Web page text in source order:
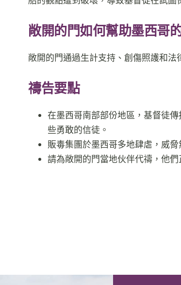
敞開的門如何幫助墨西哥
敞開的門通過生計支持、創傷照護和
禱告要點
在墨西哥南部部份地區，基督徒
些勇敢的信徒。
販毒集團於墨西哥多地肆虐，威
請為敞開的門當地伙伴代禱，他